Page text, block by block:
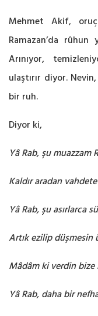
Mehmet Akif,
Ramazan’da
Arınıyor,
ulaştırır diyor.
bir ruh.
Diyor ki,
Yâ Rab, şu muazzam
Kaldır aradan
Yâ Rab, şu asırlarca
Artık ezilip düşmesin
Mâdâm ki verdin bize
Yâ Rab, daha bir